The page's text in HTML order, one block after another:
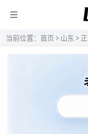
当前位置： 首页 > 山东 >